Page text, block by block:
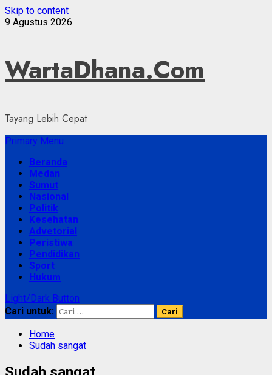
Skip to content
9 Agustus 2026
WartaDhana.Com
Tayang Lebih Cepat
Primary Menu
Beranda
Medan
Sumut
Nasional
Politik
Kesehatan
Advetorial
Peristiwa
Pendidikan
Sport
Hukum
Light/Dark Button
Cari untuk:
Home
Sudah sangat